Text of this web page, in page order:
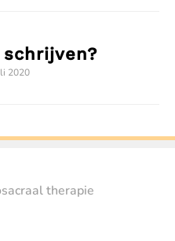
2020
therapie